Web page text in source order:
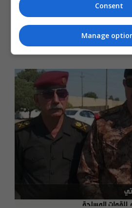
سيادة العراق خطConsent
Manage